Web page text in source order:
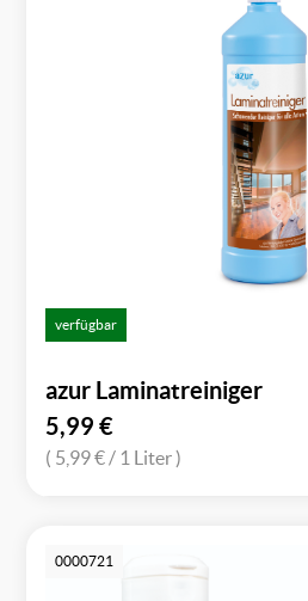
verfügbar
azur Laminatreiniger
5,99 €
( 5,99 €/ 1 Liter )
0000721